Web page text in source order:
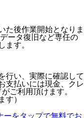
た後作業開始となりま
ータ復旧など専任の
ます。
行い、実際に確認して
支払いには現金、クレ
がご利用頂けます。
す）
ーをタップで無料でお